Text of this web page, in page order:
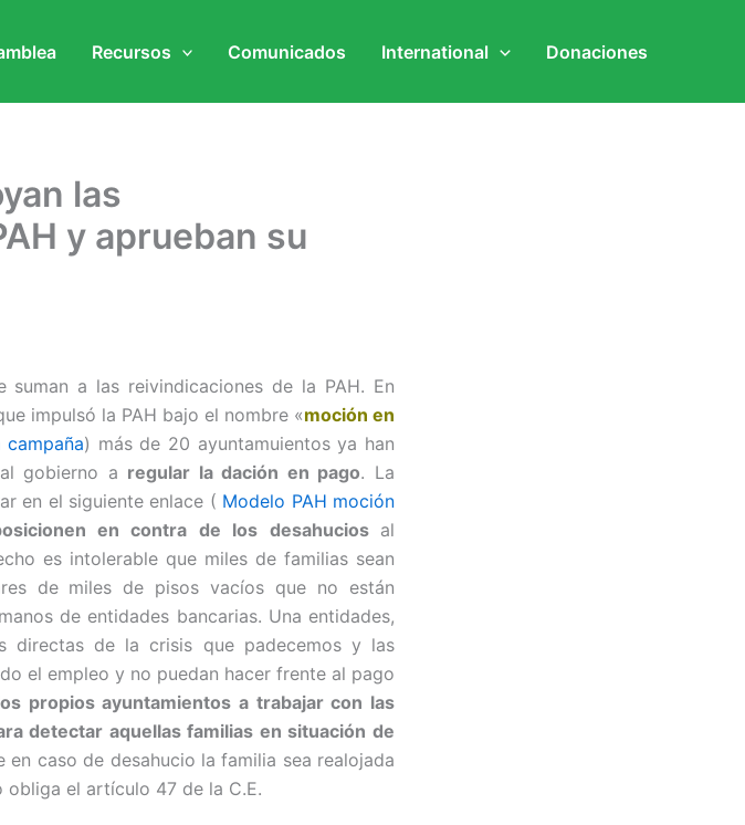
Recursos Comunicados International Donaciones
las
y aprueban su
a las reivindicaciones de la PAH. En
impulsó la PAH bajo el nombre «moción en
) más de 20 ayuntamuientos ya han
gobierno a regular la dación en pago. La
en el siguiente enlace ( Modelo PAH moción
en contra de los desahucios al
es intolerable que miles de familias sean
de miles de pisos vacíos que no están
de entidades bancarias. Una entidades,
directas de la crisis que padecemos y las
el empleo y no puedan hacer frente al pago
propios ayuntamientos a trabajar con las
detectar aquellas familias en situación de
en caso de desahucio la familia sea realojada
el artículo 47 de la C.E.